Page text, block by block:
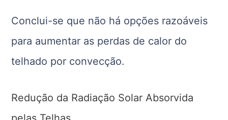
Conclui-se que não há opções razoáveis
para aumentar as perdas de calor do
telhado por convecção.
Redução da Radiação Solar Absorvida